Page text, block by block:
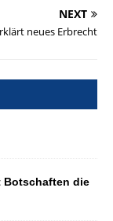
NEXT
neues Erbrecht
Botschaften die